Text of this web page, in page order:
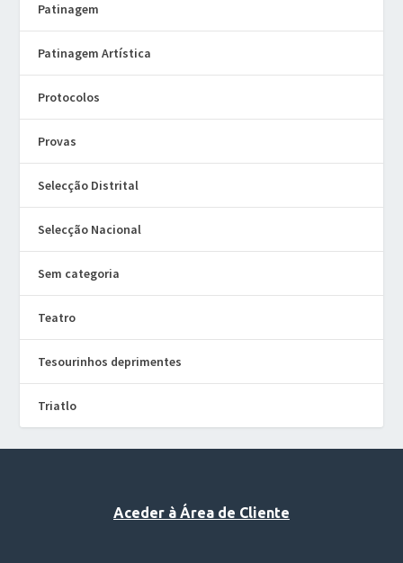
Patinagem
Patinagem Artística
Protocolos
Provas
Selecção Distrital
Selecção Nacional
Sem categoria
Teatro
Tesourinhos deprimentes
Triatlo
Aceder à Área de Cliente